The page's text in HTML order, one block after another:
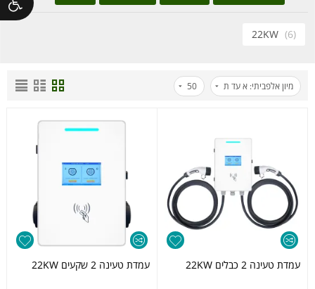
22KW (6)
מיון אלפביתי: א עד ת 50
עמדת טעינה 2 כבלים 22KW עמדת טעינה 2 שקעים 22KW